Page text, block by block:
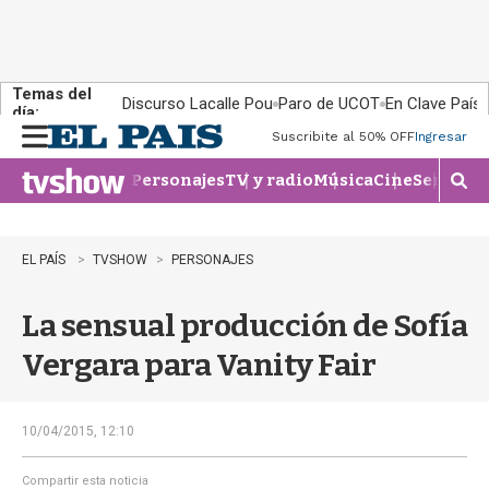
Temas del
día:
Discurso Lacalle Pou Paro de UCOT En Clave País
n
u
Suscribite al 50% OFFIngresar
PersonajesTV y radioMúsicaCineSeries
M
o
r
b
e
EL PAÍS TVSHOW PERSONAJES
La sensual producción de Sofía
Vergara para Vanity Fair
10/04/2015, 12:10
Compartir esta noticia